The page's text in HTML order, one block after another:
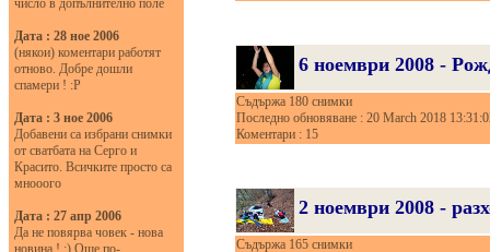
Дата : 28 ное 2006
(някои) коментари работят
отново. Добре дошли
спамери ! :P
Дата : 3 ное 2006
Добавени са избрани снимки
от сватбата на Серго и
Красито. Всичките просто са
мнооого
Дата : 27 апр 2006
Да не повярва човек - нова
новина ! :) Още по-
6 ноември 2008 -
Съдържа 180 снимки
Последно обновяване : 20 March 2018
Коментари : 15
2 ноември 2008 -
Съдържа 165 снимки